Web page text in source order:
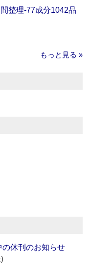
整理‐77成分1042品
もっと見る »
休刊のお知らせ